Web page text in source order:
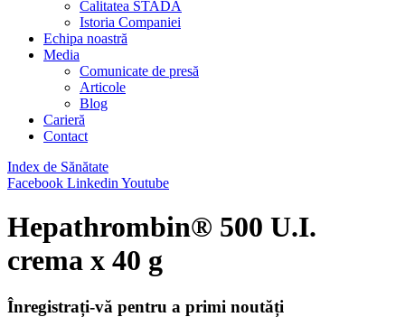
Calitatea STADA
Istoria Companiei
Echipa noastră
Media
Comunicate de presă
Articole
Blog
Carieră
Contact
Index de Sănătate
Facebook Linkedin Youtube
Hepathrombin® 500 U.I.
crema x 40 g
Înregistrați-vă pentru a primi noutăți